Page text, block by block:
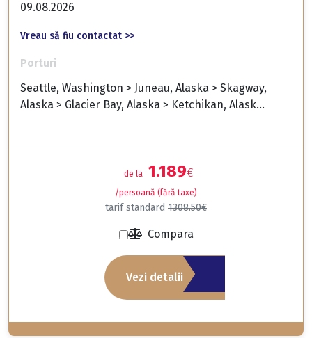
09.08.2026
Vreau să fiu contactat >>
Porturi
Seattle, Washington > Juneau, Alaska > Skagway,
Alaska > Glacier Bay, Alaska > Ketchikan, Alask...
de la 1.189€
/persoană (fără taxe)
tarif standard 1308.50€
Compara
Vezi detalii